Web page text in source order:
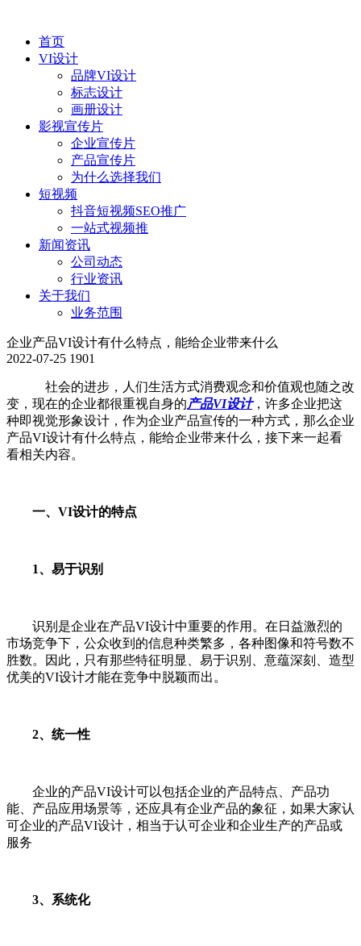
首页
VI设计
品牌VI设计
标志设计
画册设计
影视宣传片
企业宣传片
产品宣传片
为什么选择我们
短视频
抖音短视频SEO推广
一站式视频推
新闻资讯
公司动态
行业资讯
关于我们
业务范围
企业产品VI设计有什么特点，能给企业带来什么
2022-07-25 1901
社会的进步，人们生活方式消费观念和价值观也随之改
变，现在的企业都很重视自身的产品VI设计，许多企业把这
种即视觉形象设计，作为企业产品宣传的一种方式，那么企业
产品VI设计有什么特点，能给企业带来什么，接下来一起看
看相关内容。
一、VI设计的特点
1、易于识别
识别是企业在产品VI设计中重要的作用。在日益激烈的
市场竞争下，公众收到的信息种类繁多，各种图像和符号数不
胜数。因此，只有那些特征明显、易于识别、意蕴深刻、造型
优美的VI设计才能在竞争中脱颖而出。
2、统一性
企业的产品VI设计可以包括企业的产品特点、产品功
能、产品应用场景等，还应具有企业产品的象征，如果大家认
可企业的产品VI设计，相当于认可企业和企业生产的产品或
服务
3、系统化